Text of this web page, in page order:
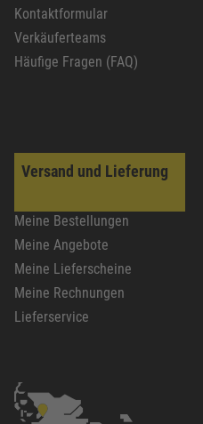
Kontaktformular
Verkäuferteams
Häufige Fragen (FAQ)
Versand und Lieferung
Meine Bestellungen
Meine Angebote
Meine Lieferscheine
Meine Rechnungen
Lieferservice